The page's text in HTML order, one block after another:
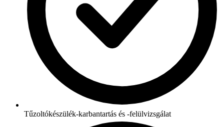
Tűzoltókészülék-karbantartás és -felülvizsgálat